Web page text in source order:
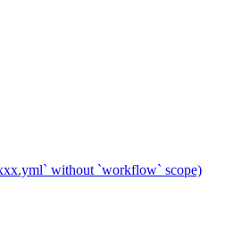
without `workflow` scope)